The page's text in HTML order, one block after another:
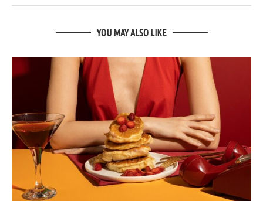
YOU MAY ALSO LIKE